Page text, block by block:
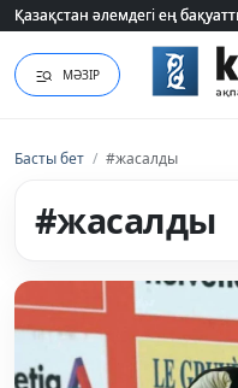
Қазақстан әлемдегі ең
Қазақстан әлемдегі ең
МӘЗІР
Басты бет / #жасалды
#жасалды